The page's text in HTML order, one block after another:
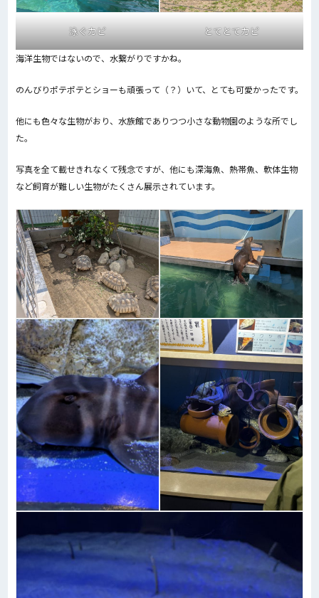
泳ぐカピ とてとてカピ
海洋生物ではないので、水繋がりですかね。
のんびりポテポテとショーも頑張って（？）いて、とても可愛かったです。
他にも色々な生物がおり、水族館でありつつ小さな動物園のような所でし
た。
写真を全て載せきれなくて残念ですが、他にも深海魚、熱帯魚、軟体生物
など飼育が難しい生物がたくさん展示されています。